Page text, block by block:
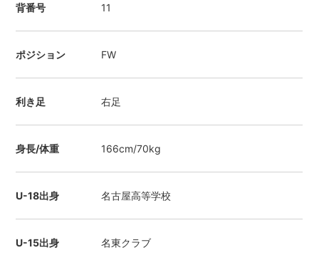
背番号 11
ポジション FW
利き足 右足
身長/体重 166cm/70kg
U-18出身 名古屋高等学校
U-15出身 名東クラブ